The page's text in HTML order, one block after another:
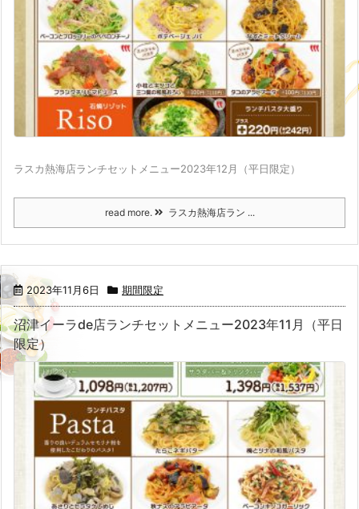
ラスカ熱海店ランチセットメニュー2023年12月（平日限定）
read more. ラスカ熱海店ラン ...
2023年11月6日 期間限定
沼津イーラde店ランチセットメニュー2023年11月（平日
限定）